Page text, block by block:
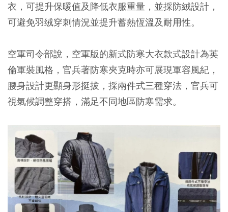
衣，可提升保暖值及降低衣服重量，並採防絨設計，
可避免羽绒穿刺情況並提升蓄熱恆溫及耐用性。
空軍司令部說，空軍版的新式防寒大衣款式設計為英
倫軍裝風格，官兵著防寒夾克時亦可展現軍容風紀，
腰身設計更顯身形挺拔，採兩件式三種穿法，官兵可
視氣候調整穿搭，滿足不同地區防寒需求。